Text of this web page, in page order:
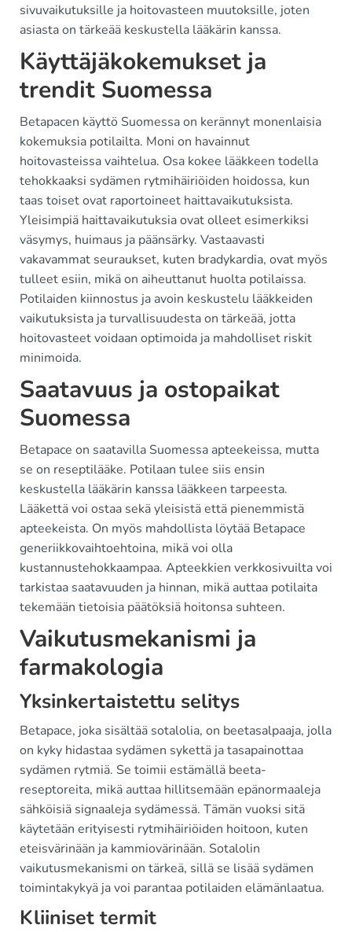
sivuvaikutuksille ja hoitovasteen muutoksille, joten
asiasta on tärkeää keskustella lääkärin kanssa.
Käyttäjäkokemukset ja
trendit Suomessa
Betapacen käyttö Suomessa on kerännyt monenlaisia
kokemuksia potilailta. Moni on havainnut
hoitovasteissa vaihtelua. Osa kokee lääkkeen todella
tehokkaaksi sydämen rytmihäiriöiden hoidossa, kun
taas toiset ovat raportoineet haittavaikutuksista.
Yleisimpiä haittavaikutuksia ovat olleet esimerkiksi
väsymys, huimaus ja päänsärky. Vastaavasti
vakavammat seuraukset, kuten bradykardia, ovat myös
tulleet esiin, mikä on aiheuttanut huolta potilaissa.
Potilaiden kiinnostus ja avoin keskustelu lääkkeiden
vaikutuksista ja turvallisuudesta on tärkeää, jotta
hoitovasteet voidaan optimoida ja mahdolliset riskit
minimoida.
Saatavuus ja ostopaikat
Suomessa
Betapace on saatavilla Suomessa apteekeissa, mutta
se on reseptilääke. Potilaan tulee siis ensin
keskustella lääkärin kanssa lääkkeen tarpeesta.
Lääkettä voi ostaa sekä yleisistä että pienemmistä
apteekeista. On myös mahdollista löytää Betapace
generiikkovaihtoehtoina, mikä voi olla
kustannustehokkaampaa. Apteekkien verkkosivuilta voi
tarkistaa saatavuuden ja hinnan, mikä auttaa potilaita
tekemään tietoisia päätöksiä hoitonsa suhteen.
Vaikutusmekanismi ja
farmakologia
Yksinkertaistettu selitys
Betapace, joka sisältää sotalolia, on beetasalpaaja, jolla
on kyky hidastaa sydämen sykettä ja tasapainottaa
sydämen rytmiä. Se toimii estämällä beeta-
reseptoreita, mikä auttaa hillitsemään epänormaaleja
sähköisiä signaaleja sydämessä. Tämän vuoksi sitä
käytetään erityisesti rytmihäiriöiden hoitoon, kuten
eteisvärinään ja kammiovärinään. Sotalolin
vaikutusmekanismi on tärkeä, sillä se lisää sydämen
toimintakykyä ja voi parantaa potilaiden elämänlaatua.
Kliiniset termit